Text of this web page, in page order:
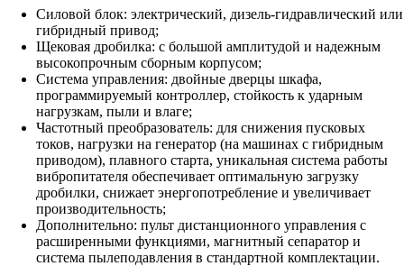
Силовой блок: электрический, дизель-гидравлический или
гибридный привод;
Щековая дробилка: с большой амплитудой и надежным
высокопрочным сборным корпусом;
Система управления: двойные дверцы шкафа,
программируемый контроллер, стойкость к ударным
нагрузкам, пыли и влаге;
Частотный преобразователь: для снижения пусковых
токов, нагрузки на генератор (на машинах с гибридным
приводом), плавного старта, уникальная система работы
вибропитателя обеспечивает оптимальную загрузку
дробилки, снижает энергопотребление и увеличивает
производительность;
Дополнительно: пульт дистанционного управления с
расширенными функциями, магнитный сепаратор и
система пылеподавления в стандартной комплектации.